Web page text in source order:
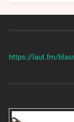
https://laut.fm/